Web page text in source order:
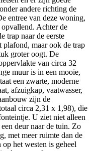
andere richting de
entree van deze woning,
Achter de
trap naar de eerste
plafond, maar ook de trap
groter oogt. De
van circa 32
muur is in een mooie,
een zwarte, moderne
afzuigkap, vaatwasser,
zijn de
circa 2,31 x 1,98), die
U ziet niet alleen
deur naar de tuin. Zo
met meer ruimte dan de
het westen is geheel